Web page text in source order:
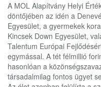
A MOL Alapítvány Helyi
döntőjében az idén a
Egyesület, a gyermekek
Kincsek Down Egyesület,
Talentum Európai
egymással. A tét félmillió
hasonlóan a
társadalmilag fontos ügyet